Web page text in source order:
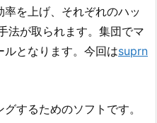
を上げ、それぞれのハッ
法が取られます。集団でマ
となります。今回はsuprn
するためのソフトです。